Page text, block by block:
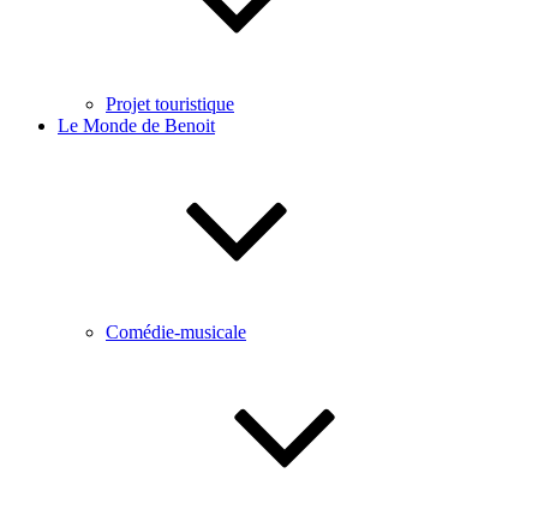
Projet touristique
Le Monde de Benoit
Comédie-musicale